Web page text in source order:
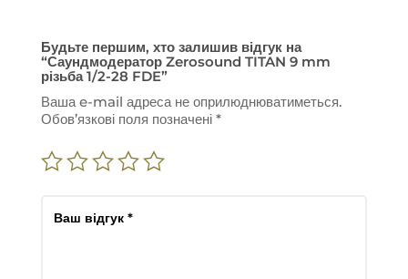
Будьте першим, хто залишив відгук на
“Саундмодератор Zerosound TITAN 9 mm
різьба 1/2-28 FDE”
Ваша e-mail адреса не оприлюднюватиметься.
Обов’язкові поля позначені *